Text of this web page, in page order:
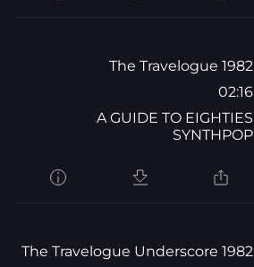
1982 The Travelogue
02:16
A GUIDE TO EIGHTIES
SYNTHPOP
1982 The Travelogue Underscore